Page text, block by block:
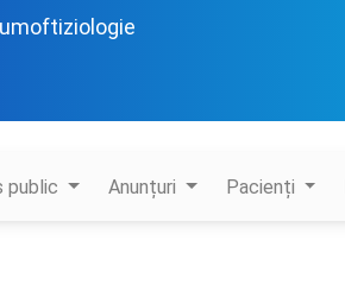
public Anunțuri Pacienți